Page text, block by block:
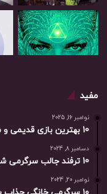
مفید
نوامبر 16, 2025
10 بهترین بازی‌ قدیمی و محلی برای دورهمی کودکان ابتدایی
دسامبر 8, 2024
10 ترفند جالب سرگرمی شوخی با دوستان
نوامبر 20, 2024